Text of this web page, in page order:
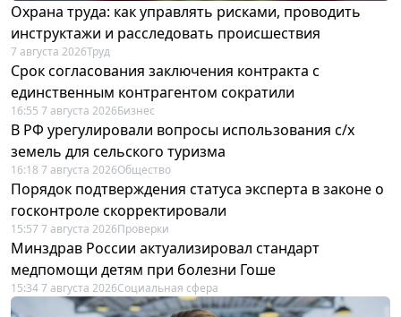
Охрана труда: как управлять рисками, проводить
инструктажи и расследовать происшествия
7 августа 2026Труд
Срок согласования заключения контракта с
единственным контрагентом сократили
16:55 7 августа 2026Бизнес
В РФ урегулировали вопросы использования с/х
земель для сельского туризма
16:18 7 августа 2026Общество
Порядок подтверждения статуса эксперта в законе о
госконтроле скорректировали
15:57 7 августа 2026Проверки
Минздрав России актуализировал стандарт
медпомощи детям при болезни Гоше
15:34 7 августа 2026Социальная сфера